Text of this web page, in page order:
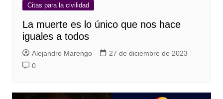
Citas para la civilidad
La muerte es lo único que nos hace
iguales a todos
Alejandro Marengo
27 de diciembre de 2023
0